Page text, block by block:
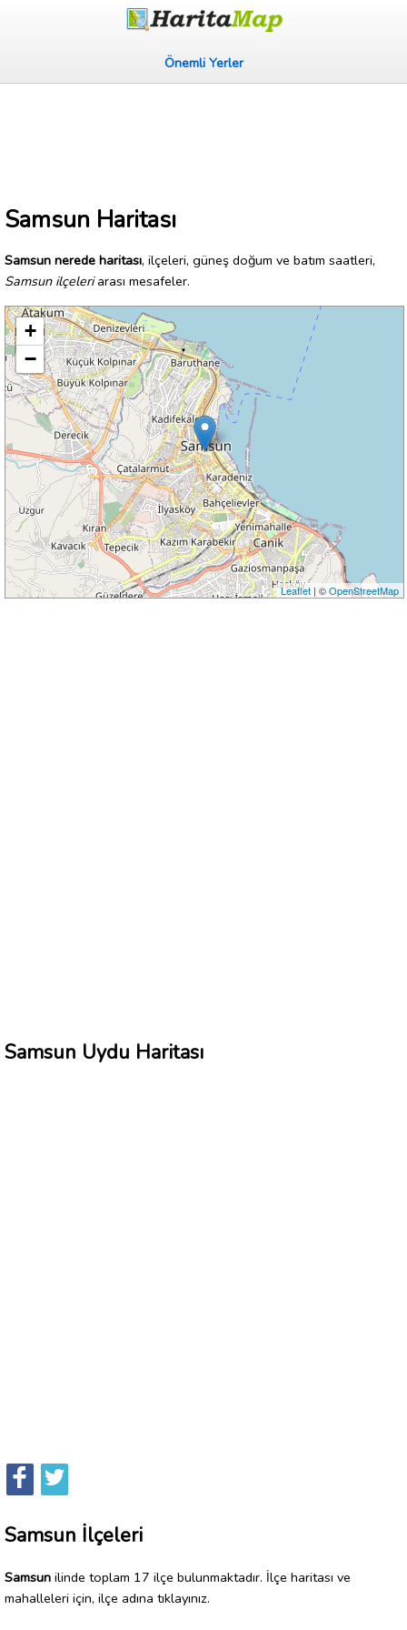
Önemli Yerler
Samsun Haritası
Samsun nerede haritası, ilçeleri, güneş doğum ve batım saatleri,
Samsun ilçeleriarası mesafeler.
+
−
Leaflet | ©OpenStreetMap
Samsun Uydu Haritası
Samsun İlçeleri
Samsun ilinde toplam 17 ilçe bulunmaktadır. İlçe haritası ve
mahalleleri için, ilçe adına tıklayınız.